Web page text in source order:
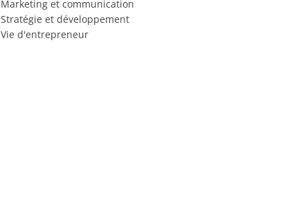
Marketing et communication
Stratégie et développement
Vie d'entrepreneur